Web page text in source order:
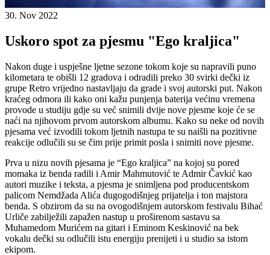
30. Nov 2022
Uskoro spot za pjesmu "Ego kraljica"
Nakon duge i uspješne ljetne sezone tokom koje su napravili puno
kilometara te obišli 12 gradova i odradili preko 30 svirki dečki iz
grupe Retro vrijedno nastavljaju da grade i svoj autorski put. Nakon
kraćeg odmora ili kako oni kažu punjenja baterija većinu vremena
provode u studiju gdje su već snimili dvije nove pjesme koje će se
naći na njihovom prvom autorskom albumu. Kako su neke od novih
pjesama već izvodili tokom ljetnih nastupa te su naišli na pozitivne
reakcije odlučili su se čim prije primit posla i snimiti nove pjesme.
Prva u nizu novih pjesama je “Ego kraljica” na kojoj su pored
momaka iz benda radili i Amir Mahmutović te Admir Čavkić kao
autori muzike i teksta, a pjesma je snimljena pod producentskom
palicom Nemdžada Alića dugogodišnjeg prijatelja i ton majstora
benda. S obzirom da su na ovogodišnjem autorskom festivalu Bihać
Urliče zabilježili zapažen nastup u proširenom sastavu sa
Muhamedom Murićem na gitari i Eminom Keskinović na bek
vokalu dečki su odlučili istu energiju prenijeti i u studio sa istom
ekipom.